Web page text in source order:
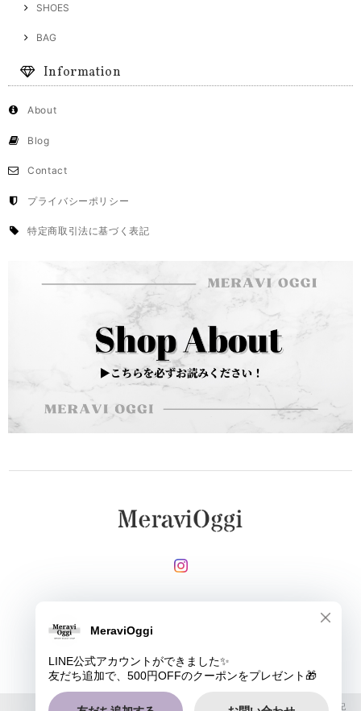
SHOES
BAG
Information
About
Blog
Contact
プライバシーポリシー
特定商取引法に基づく表記
MeraviOggi |プライバシーポリシー|特定商取引法に基づく表記